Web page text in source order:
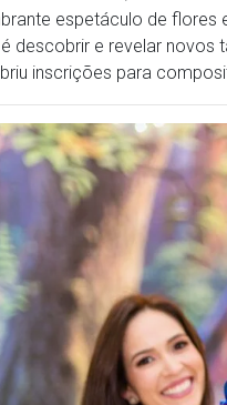
espetáculo de
descobrir e revelar novos
inscrições para